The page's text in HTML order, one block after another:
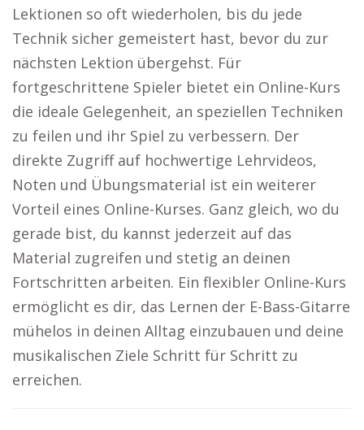
Lektionen so oft wiederholen, bis du jede
Technik sicher gemeistert hast, bevor du zur
nächsten Lektion übergehst. Für
fortgeschrittene Spieler bietet ein Online-Kurs
die ideale Gelegenheit, an speziellen Techniken
zu feilen und ihr Spiel zu verbessern. Der
direkte Zugriff auf hochwertige Lehrvideos,
Noten und Übungsmaterial ist ein weiterer
Vorteil eines Online-Kurses. Ganz gleich, wo du
gerade bist, du kannst jederzeit auf das
Material zugreifen und stetig an deinen
Fortschritten arbeiten. Ein flexibler Online-Kurs
ermöglicht es dir, das Lernen der E-Bass-Gitarre
mühelos in deinen Alltag einzubauen und deine
musikalischen Ziele Schritt für Schritt zu
erreichen.